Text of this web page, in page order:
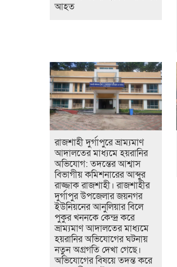
আহত
রাজশাহী দুর্গাপুরে ভ্রাম্যমাণ
আদালতের মাধ্যমে হয়রানির
অভিযোগ: তদন্তের আশ্বাস
বিভাগীয় কমিশনারের আব্দুর
রাজ্জাক রাজশাহী। রাজশাহীর
দুর্গাপুর উপজেলার জয়নগর
ইউনিয়নের আনুলিয়ার বিলে
পুকুর খননকে কেন্দ্র করে
ভ্রাম্যমাণ আদালতের মাধ্যমে
হয়রানির অভিযোগের ঘটনায়
নতুন অগ্রগতি দেখা গেছে।
অভিযোগের বিষয়ে তদন্ত করে